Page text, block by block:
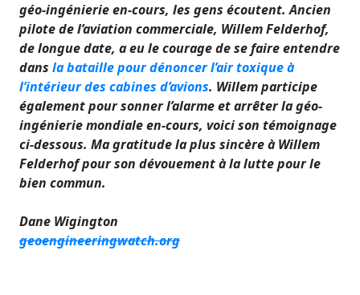
géo-ingénierie en-cours, les gens écoutent. Ancien
pilote de l’aviation commerciale, Willem Felderhof,
de longue date, a eu le courage de se faire entendre
dans la bataille pour dénoncer l’air toxique à
l’intérieur des cabines d’avions. Willem participe
également pour sonner l’alarme et arrêter la géo-
ingénierie mondiale en-cours, voici son témoignage
ci-dessous. Ma gratitude la plus sincère à Willem
Felderhof pour son dévouement à la lutte pour le
bien commun.
Dane Wigington
geoengineeringwatch.org